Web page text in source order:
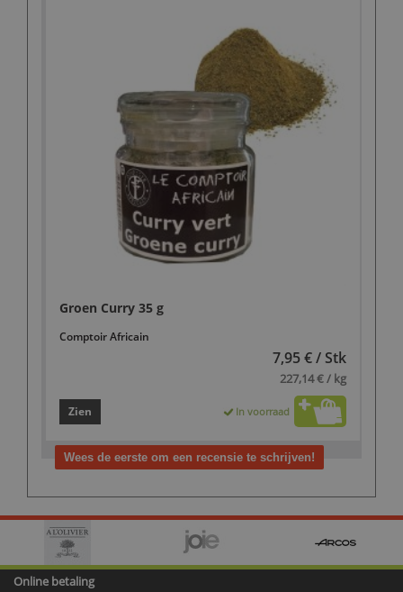
Groen Curry 35 g
Comptoir Africain
7,95 € / Stk
227,14 € / kg
Zien In voorraad
Wees de eerste om een recensie te schrijven!
Online betaling